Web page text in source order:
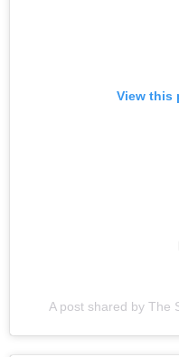
View this
A post shared by The